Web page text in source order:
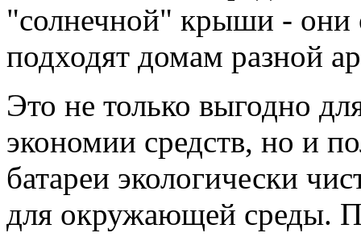
"солнечной" крыши - они
подходят домам разной
Это не только выгодно
экономии средств, но и
батареи экологически
для окружающей среды.